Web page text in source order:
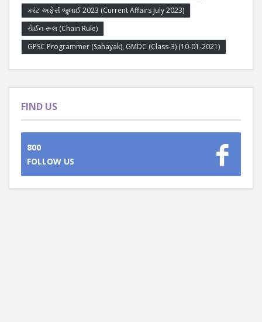
કરંટ અફેર્સ જુલાઈ 2023 (Current Affairs July 2023)
ચેઈન રૂલ (Chain Rule)
GPSC Programmer (Sahayak), GMDC (Class-3) (10-01-2021)
FIND US
800
FOLLOW US